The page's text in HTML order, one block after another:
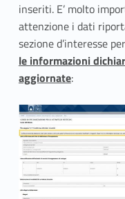
inseriti. E’ molto
attenzione i dati
sezione d’interesse
le informazioni
aggiornate: